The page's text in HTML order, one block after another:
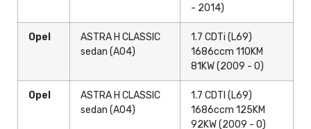
- 2014)
Opel
ASTRA H CLASSIC
sedan (A04)
1.7 CDTi (L69)
1686ccm 110KM
81KW (2009 - 0)
Opel
ASTRA H CLASSIC
sedan (A04)
1.7 CDTI (L69)
1686ccm 125KM
92KW (2009 - 0)